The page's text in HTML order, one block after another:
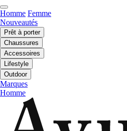
Homme Femme
Nouveautés
Prêt à porter
Chaussures
Accessoires
Lifestyle
Outdoor
Marques
Homme